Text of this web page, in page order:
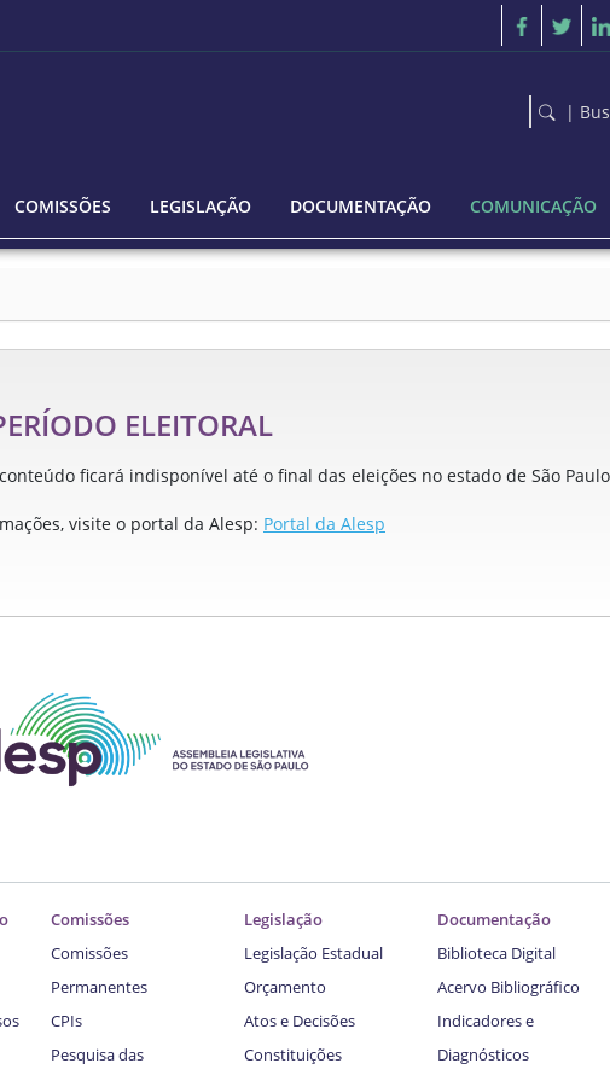
|
COMISSÕES LEGISLAÇÃO DOCUMENTAÇÃO COMUNICAÇÃO
ELEITORAL
ficará indisponível até o final das eleições no estado de São
visite o portal da Alesp: Portal da Alesp
Comissões
Comissões
Permanentes
CPIs
Pesquisa das
Legislação
Legislação Estadual
Orçamento
Atos e Decisões
Constituições
Documentação
Biblioteca Digital
Acervo Bibliográfico
Indicadores e
Diagnósticos